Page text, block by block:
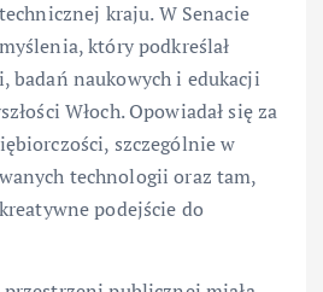
kraju. W Senacie
który podkreślał
badań naukowych i edukacji
Włoch. Opowiadał się za
szczególnie w
technologii oraz tam,
podejście do